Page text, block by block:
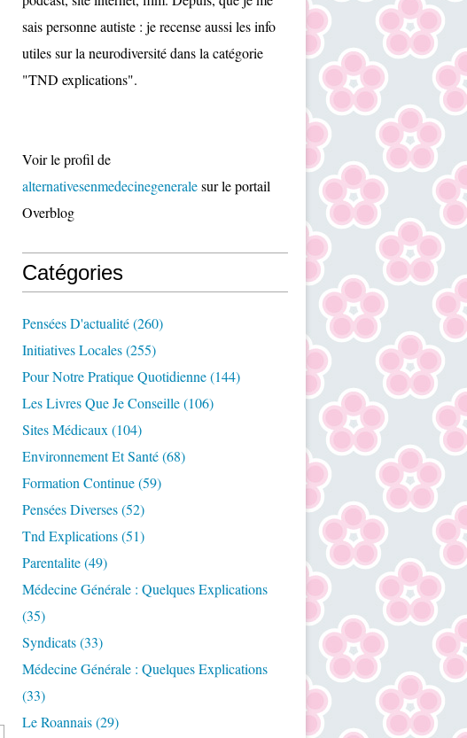
sais personne autiste : je recense aussi les info
utiles sur la neurodiversité dans la catégorie
"TND explications".
Voir le profil de
alternativesenmedecinegeneralesur le portail
Overblog
Catégories
Pensées D'actualité(260)
Initiatives Locales(255)
Pour Notre Pratique Quotidienne(144)
Les Livres Que Je Conseille(106)
Sites Médicaux (104)
Environnement Et Santé(68)
Formation Continue(59)
Pensées Diverses(52)
Tnd Explications(51)
Parentalite(49)
Médecine Générale : Quelques Explications
(35)
Syndicats(33)
Médecine Générale : Quelques Explications
(33)
Le Roannais(29)